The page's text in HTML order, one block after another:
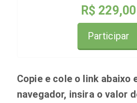
R$ 229,00
Participar
Copie e cole o link abaixo
navegador, insira o valor